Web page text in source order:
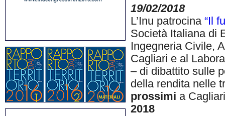
19/02/2018
L’Inu patrocina “Il
Società Italiana di
Ingegneria Civile,
Cagliari e al
– di dibattito sulle
della rendita nelle
prossimi a
2018